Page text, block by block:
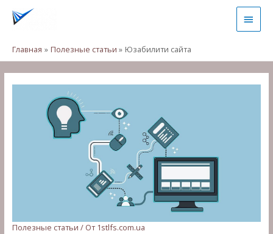
Перейти
Главная Полезные статьи Юзабилити сайта
Полезные статьи / От 1stlfs.com.ua